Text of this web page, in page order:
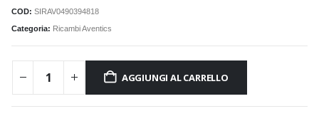
COD: SIRAV0490394818
Categoria: Ricambi Aventics
AGGIUNGI AL CARRELLO